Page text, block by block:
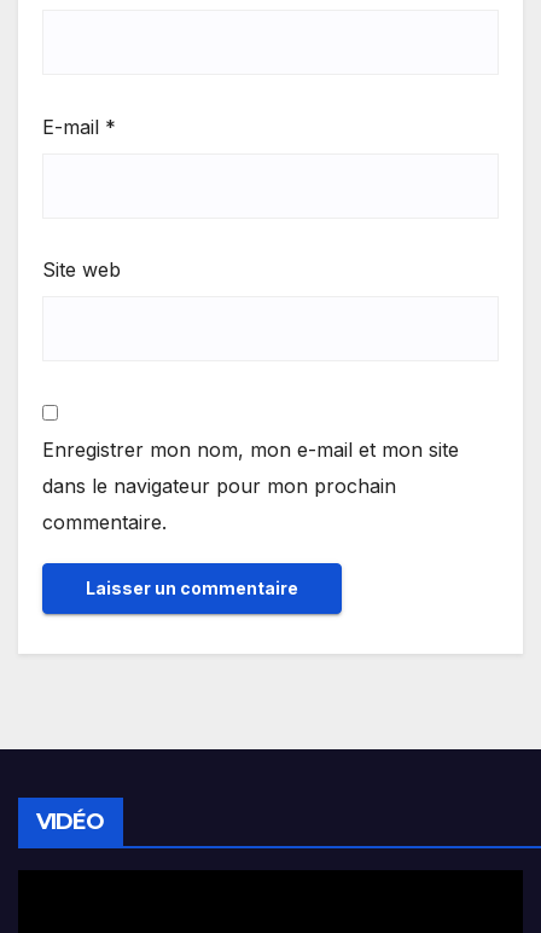
E-mail *
Site web
Enregistrer mon nom, mon e-mail et mon site
dans le navigateur pour mon prochain
commentaire.
VIDÉO